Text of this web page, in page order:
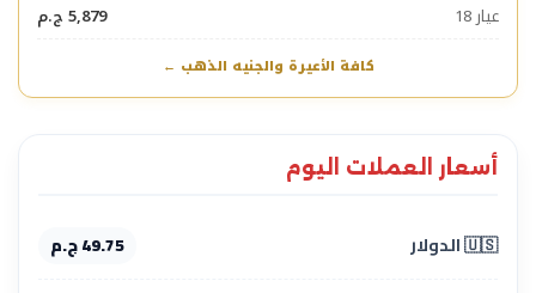
عيار 18
5,879 ج.م
كافة الأعيرة والجنيه الذهب ←
أسعار العملات اليوم
🇺🇸 الدولار 49.75 ج.م